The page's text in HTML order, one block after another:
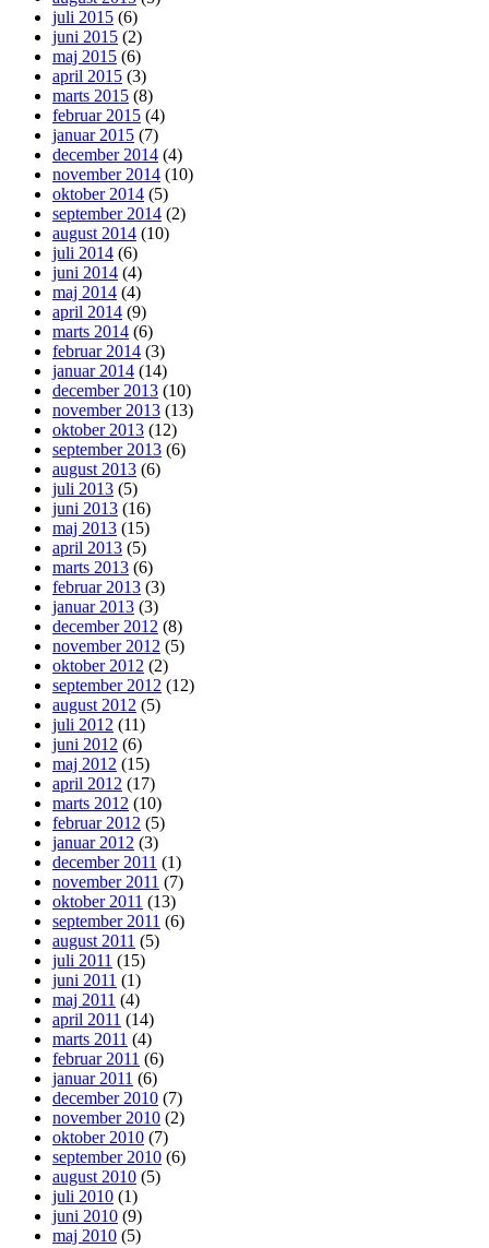
juli 2015 (6)
juni 2015 (2)
maj 2015 (6)
april 2015 (3)
marts 2015 (8)
februar 2015 (4)
januar 2015 (7)
december 2014 (4)
november 2014 (10)
oktober 2014 (5)
september 2014 (2)
august 2014 (10)
juli 2014 (6)
juni 2014 (4)
maj 2014 (4)
april 2014 (9)
marts 2014 (6)
februar 2014 (3)
januar 2014 (14)
december 2013 (10)
november 2013 (13)
oktober 2013 (12)
september 2013 (6)
august 2013 (6)
juli 2013 (5)
juni 2013 (16)
maj 2013 (15)
april 2013 (5)
marts 2013 (6)
februar 2013 (3)
januar 2013 (3)
december 2012 (8)
november 2012 (5)
oktober 2012 (2)
september 2012 (12)
august 2012 (5)
juli 2012 (11)
juni 2012 (6)
maj 2012 (15)
april 2012 (17)
marts 2012 (10)
februar 2012 (5)
januar 2012 (3)
december 2011 (1)
november 2011 (7)
oktober 2011 (13)
september 2011 (6)
august 2011 (5)
juli 2011 (15)
juni 2011 (1)
maj 2011 (4)
april 2011 (14)
marts 2011 (4)
februar 2011 (6)
januar 2011 (6)
december 2010 (7)
november 2010 (2)
oktober 2010 (7)
september 2010 (6)
august 2010 (5)
juli 2010 (1)
juni 2010 (9)
maj 2010 (5)